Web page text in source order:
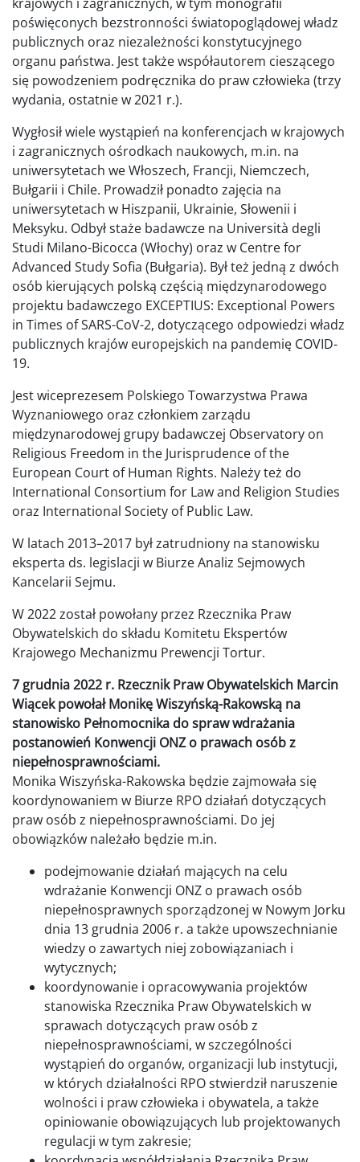
poświęconych bezstronności światopoglądowej władz
publicznych oraz niezależności konstytucyjnego
organu państwa. Jest także współautorem cieszącego
się powodzeniem podręcznika do praw człowieka (trzy
wydania, ostatnie w 2021 r.).
Wygłosił wiele wystąpień na konferencjach w krajowych
i zagranicznych ośrodkach naukowych, m.in. na
uniwersytetach we Włoszech, Francji, Niemczech,
Bułgarii i Chile. Prowadził ponadto zajęcia na
uniwersytetach w Hiszpanii, Ukrainie, Słowenii i
Meksyku. Odbył staże badawcze na Università degli
Studi Milano-Bicocca (Włochy) oraz w Centre for
Advanced Study Sofia (Bułgaria). Był też jedną z dwóch
osób kierujących polską częścią międzynarodowego
projektu badawczego EXCEPTIUS: Exceptional Powers
in Times of SARS-CoV-2, dotyczącego odpowiedzi władz
publicznych krajów europejskich na pandemię COVID-
19.
Jest wiceprezesem Polskiego Towarzystwa Prawa
Wyznaniowego oraz członkiem zarządu
międzynarodowej grupy badawczej Observatory on
Religious Freedom in the Jurisprudence of the
European Court of Human Rights. Należy też do
International Consortium for Law and Religion Studies
oraz International Society of Public Law.
W latach 2013–2017 był zatrudniony na stanowisku
eksperta ds. legislacji w Biurze Analiz Sejmowych
Kancelarii Sejmu.
W 2022 został powołany przez Rzecznika Praw
Obywatelskich do składu Komitetu Ekspertów
Krajowego Mechanizmu Prewencji Tortur.
7 grudnia 2022 r. Rzecznik Praw Obywatelskich Marcin
Wiącek powołał Monikę Wiszyńską-Rakowską na
stanowisko Pełnomocnika do spraw wdrażania
postanowień Konwencji ONZ o prawach osób z
niepełnosprawnościami.
Monika Wiszyńska-Rakowska będzie zajmowała się
koordynowaniem w Biurze RPO działań dotyczących
praw osób z niepełnosprawnościami. Do jej
obowiązków należało będzie m.in.
podejmowanie działań mających na celu
wdrażanie Konwencji ONZ o prawach osób
niepełnosprawnych sporządzonej w Nowym Jorku
dnia 13 grudnia 2006 r. a także upowszechnianie
wiedzy o zawartych niej zobowiązaniach i
wytycznych;
koordynowanie i opracowywania projektów
stanowiska Rzecznika Praw Obywatelskich w
sprawach dotyczących praw osób z
niepełnosprawnościami, w szczególności
wystąpień do organów, organizacji lub instytucji,
w których działalności RPO stwierdził naruszenie
wolności i praw człowieka i obywatela, a także
opiniowanie obowiązujących lub projektowanych
regulacji w tym zakresie;